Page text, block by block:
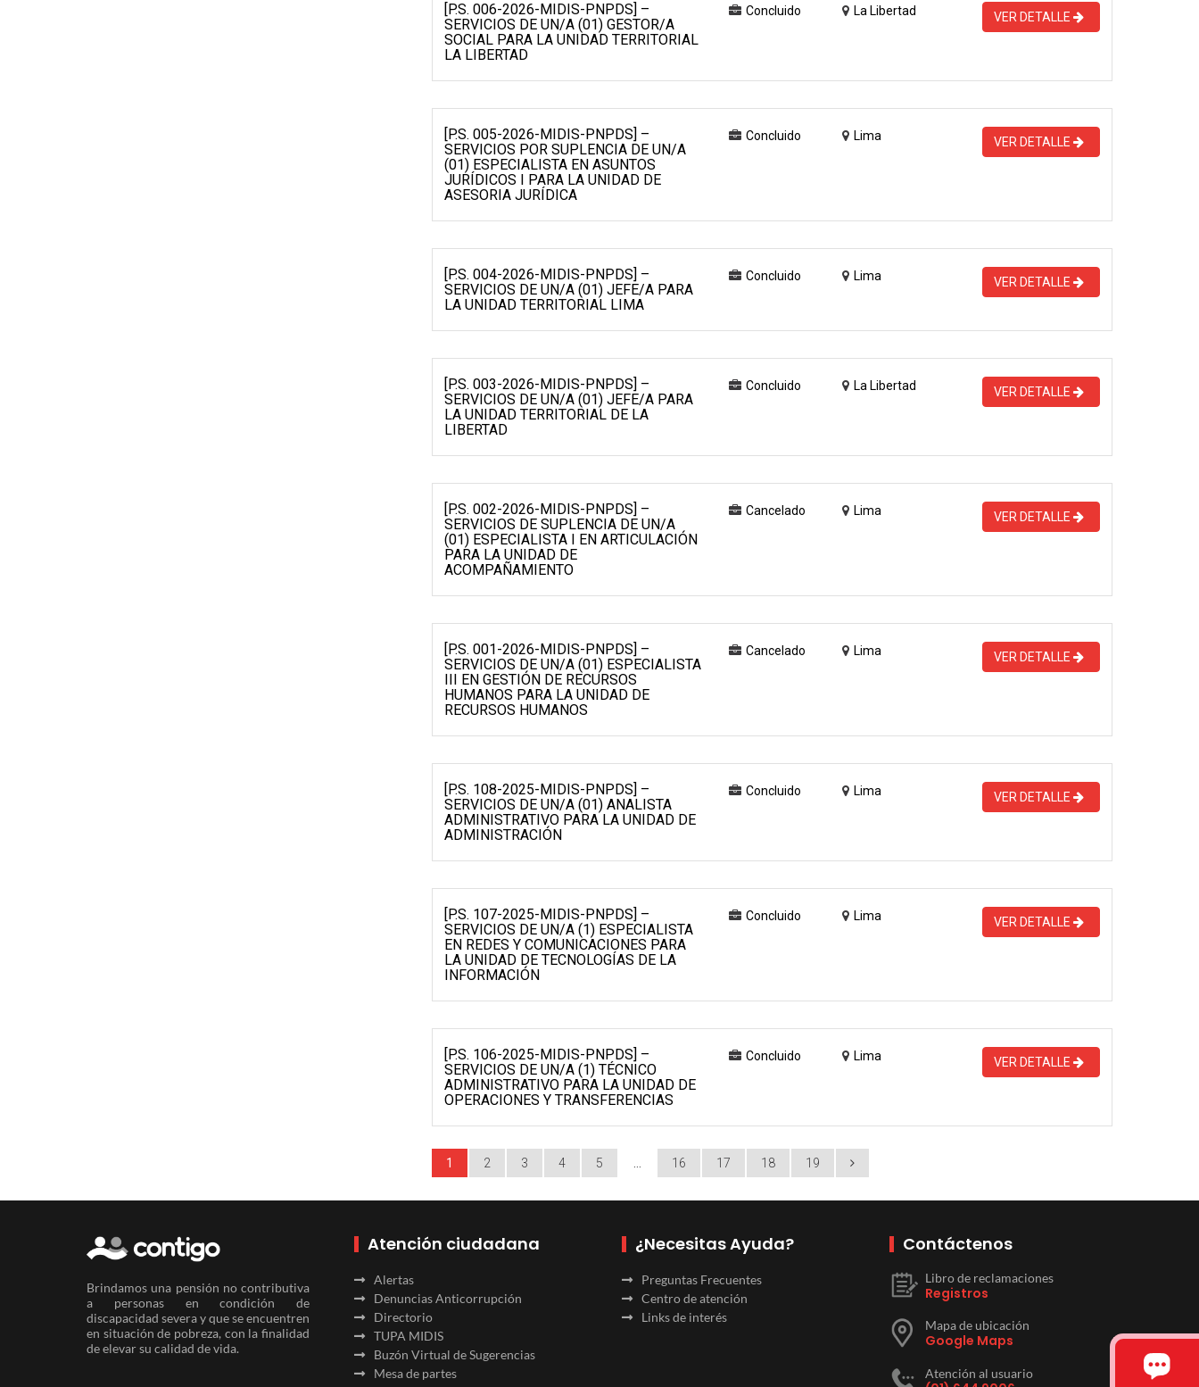
[P.S. 006-2026-MIDIS-PNPDS] –
SERVICIOS DE UN/A (01) GESTOR/A
SOCIAL PARA LA UNIDAD TERRITORIAL
LA LIBERTAD
Concluido La Libertad VER DETALLE
[P.S. 005-2026-MIDIS-PNPDS] –
SERVICIOS POR SUPLENCIA DE UN/A
(01) ESPECIALISTA EN ASUNTOS
JURÍDICOS I PARA LA UNIDAD DE
ASESORIA JURÍDICA
Concluido Lima VER DETALLE
[P.S. 004-2026-MIDIS-PNPDS] –
SERVICIOS DE UN/A (01) JEFE/A PARA
LA UNIDAD TERRITORIAL LIMA
Concluido Lima VER DETALLE
[P.S. 003-2026-MIDIS-PNPDS] –
SERVICIOS DE UN/A (01) JEFE/A PARA
LA UNIDAD TERRITORIAL DE LA
LIBERTAD
Concluido La Libertad VER DETALLE
[P.S. 002-2026-MIDIS-PNPDS] –
SERVICIOS DE SUPLENCIA DE UN/A
(01) ESPECIALISTA I EN ARTICULACIÓN
PARA LA UNIDAD DE
ACOMPAÑAMIENTO
Cancelado Lima VER DETALLE
[P.S. 001-2026-MIDIS-PNPDS] –
SERVICIOS DE UN/A (01) ESPECIALISTA
III EN GESTIÓN DE RECURSOS
HUMANOS PARA LA UNIDAD DE
RECURSOS HUMANOS
Cancelado Lima VER DETALLE
[P.S. 108-2025-MIDIS-PNPDS] –
SERVICIOS DE UN/A (01) ANALISTA
ADMINISTRATIVO PARA LA UNIDAD DE
ADMINISTRACIÓN
Concluido Lima VER DETALLE
[P.S. 107-2025-MIDIS-PNPDS] –
SERVICIOS DE UN/A (1) ESPECIALISTA
EN REDES Y COMUNICACIONES PARA
LA UNIDAD DE TECNOLOGÍAS DE LA
INFORMACIÓN
Concluido Lima VER DETALLE
[P.S. 106-2025-MIDIS-PNPDS] –
SERVICIOS DE UN/A (1) TÉCNICO
ADMINISTRATIVO PARA LA UNIDAD DE
OPERACIONES Y TRANSFERENCIAS
Concluido Lima VER DETALLE
1 2 3 4 5 16 17 18 19
Brindamos una pensión no contributiva
a personas en condición de
discapacidad severa y que se encuentren
en situación de pobreza, con la finalidad
de elevar su calidad de vida.
Atención ciudadana
Alertas
Denuncias Anticorrupción
Directorio
TUPA MIDIS
Buzón Virtual de Sugerencias
Mesa de partes
¿Necesitas Ayuda?
Preguntas Frecuentes
Centro de atención
Links de interés
Contáctenos
Libro de reclamaciones
Registros
Mapa de ubicación
Google Maps
Atención al usuario